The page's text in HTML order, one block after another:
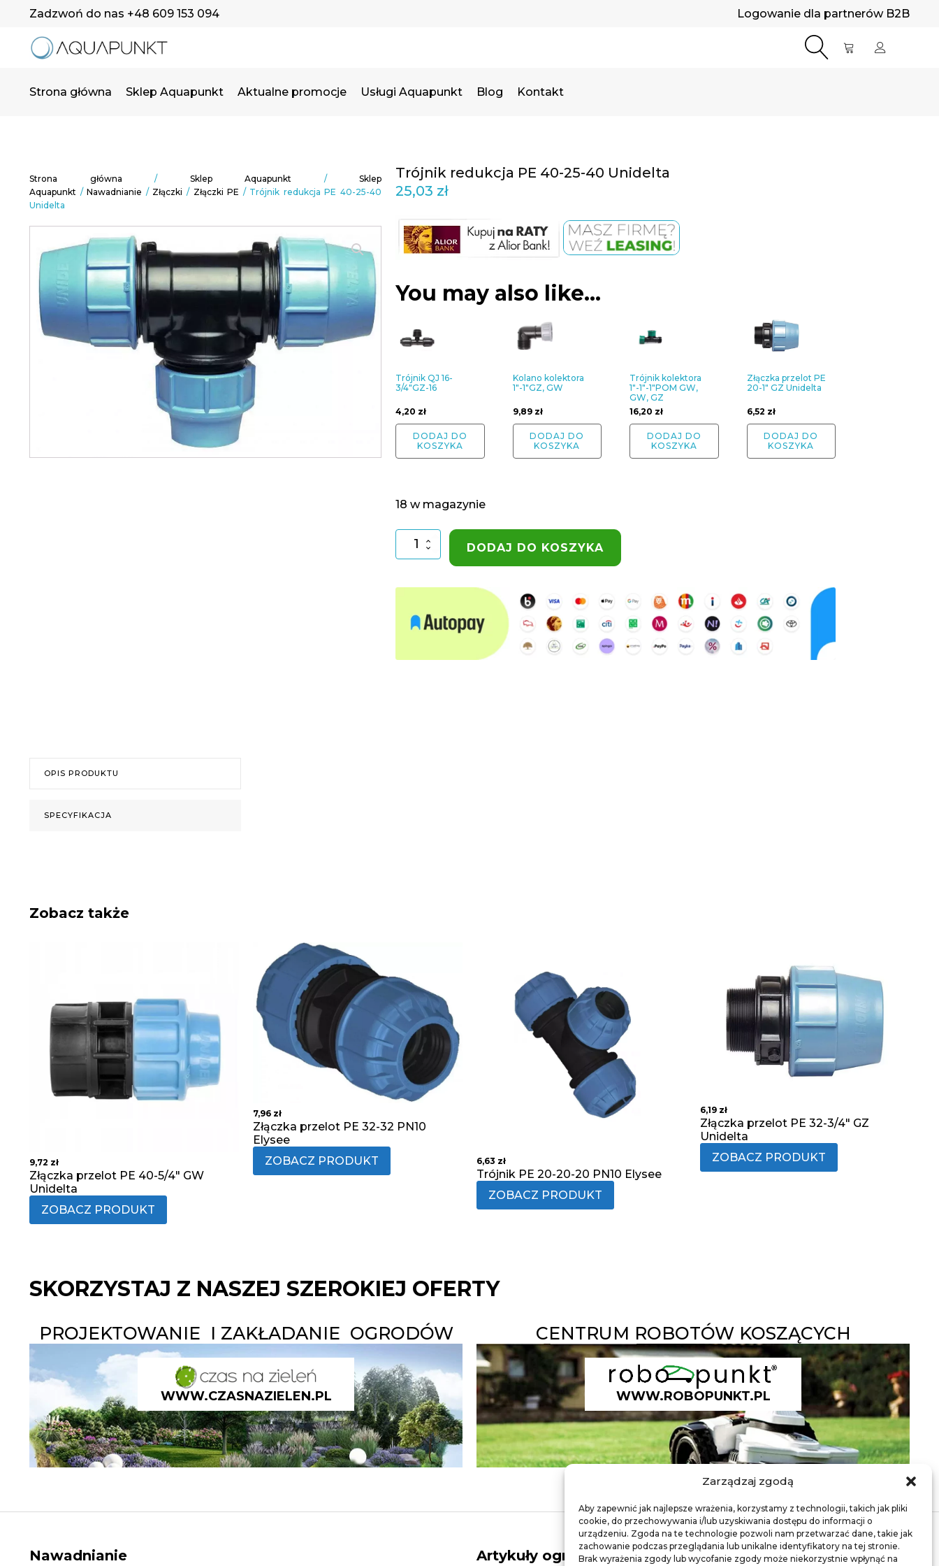
Zarządzaj zgodą
Aby zapewnić jak najlepsze wrażenia, korzystamy z technologii, takich jak pliki
cookie, do przechowywania i/lub uzyskiwania dostępu do informacji o
urządzeniu. Zgoda na te technologie pozwoli nam przetwarzać dane, takie jak
zachowanie podczas przeglądania lub unikalne identyfikatory na tej stronie.
Brak wyrażenia zgody lub wycofanie zgody może niekorzystnie wpłynąć na
Zadzwoń do nas +48 609 153 094 Logowanie dla partnerów B2B
Strona główna Sklep Aquapunkt Aktualne promocje Usługi Aquapunkt Blog Kontakt
Strona główna / Sklep Aquapunkt / Sklep
Aquapunkt /Nawadnianie / Złączki / Złączki PE / Trójnik redukcja PE 40-25-40
Unidelta
Trójnik redukcja PE 40-25-40 Unidelta
25,03 zł
You may also like…
Trójnik QJ 16-
3/4"GZ-16
4,20 zł
DODAJ DO
KOSZYKA
Kolano kolektora
1"-1"GZ, GW
9,89 zł
DODAJ DO
KOSZYKA
Trójnik kolektora
1"-1"-1"POM GW,
GW, GZ
16,20 zł
DODAJ DO
KOSZYKA
Złączka przelot PE
20-1" GZ Unidelta
6,52 zł
DODAJ DO
KOSZYKA
18 w magazynie
Trójnik
redukcja
25-
DODAJ DO KOSZYKA
OPIS PRODUKTU
SPECYFIKACJA
Zobacz także
9,72 zł
Złączka przelot PE 40-5/4" GW
Unidelta
ZOBACZ PRODUKT
7,96 zł
Złączka przelot PE 32-32 PN10
Elysee
ZOBACZ PRODUKT
6,63 zł
Trójnik PE 20-20-20 PN10 Elysee
ZOBACZ PRODUKT
6,19 zł
Złączka przelot PE 32-3/4" GZ
Unidelta
ZOBACZ PRODUKT
SKORZYSTAJ Z NASZEJ SZEROKIEJ OFERTY
PROJEKTOWANIE I ZAKŁADANIE OGRODÓW
WWW.CZASNAZIELEN.PL
CENTRUM ROBOTÓW KOSZĄCYCH
WWW.ROBOPUNKT.PL
Nawadnianie Artykuły ogrodnicze